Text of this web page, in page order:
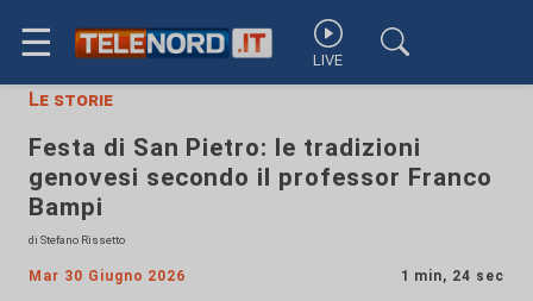
☰ LIVE
Le storie
Festa di San Pietro: le tradizioni
genovesi secondo il professor Franco
Bampi
di Stefano Rissetto
Mar 30 Giugno 2026 1 min, 24 sec